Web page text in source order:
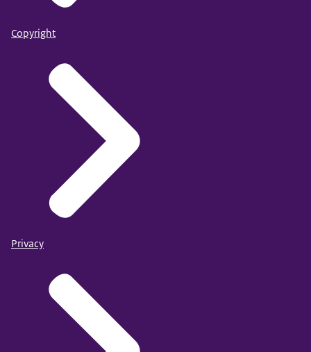
Copyright
Privacy